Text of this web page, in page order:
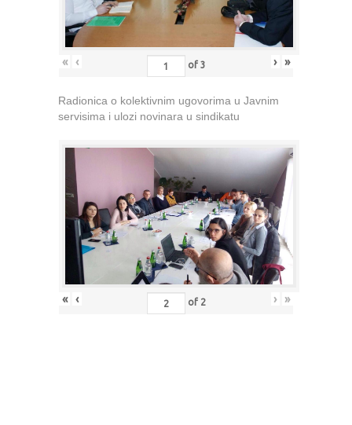
« ‹ of 3 › »
Radionica o kolektivnim ugovorima u Javnim
servisima i ulozi novinara u sindikatu
« ‹ of 2 › »